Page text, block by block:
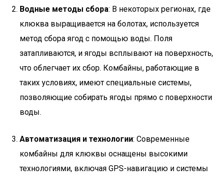
Водные методы сбора: В некоторых регионах, где
клюква выращивается на болотах, используется
метод сбора ягод с помощью воды. Поля
затапливаются, и ягоды всплывают на поверхность,
что облегчает их сбор. Комбайны, работающие в
таких условиях, имеют специальные системы,
позволяющие собирать ягоды прямо с поверхности
воды.
Автоматизация и технологии: Современные
комбайны для клюквы оснащены высокими
технологиями, включая GPS-навигацию и системы